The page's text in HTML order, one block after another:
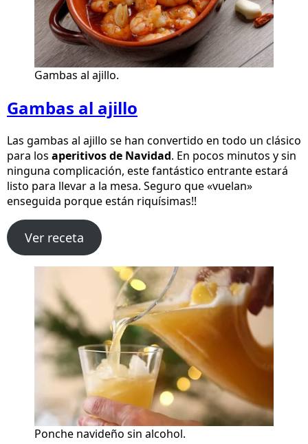
Gambas al ajillo.
Gambas al ajillo
Las gambas al ajillo se han convertido en todo un clásico
para los aperitivos de Navidad. En pocos minutos y sin
ninguna complicación, este fantástico entrante estará
listo para llevar a la mesa. Seguro que «vuelan»
enseguida porque están riquísimas!!
Ver receta
Ponche navideño sin alcohol.